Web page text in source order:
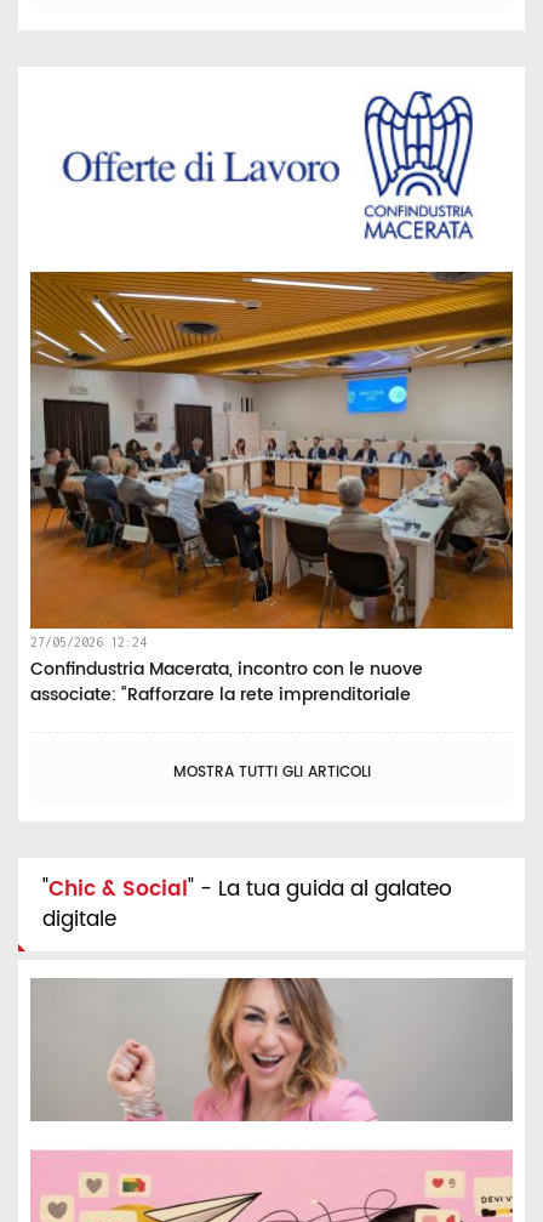
27/05/2026 12:24
Confindustria Macerata, incontro con le nuove
associate: “Rafforzare la rete imprenditoriale
MOSTRA TUTTI GLI ARTICOLI
"Chic & Social" - La tua guida al galateo
digitale